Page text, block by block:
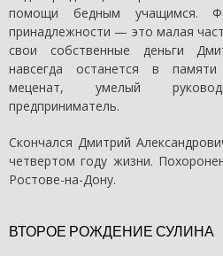
помощи бедным учащимся.
принадлежности — это малая
свои собственные деньги
навсегда останется в
меценат, умелый
предприниматель.
Скончался Дмитрий
четвертом году жизни.
Ростове-на-Дону.
ВТОРОЕ РОЖДЕНИЕ СУЛИНА